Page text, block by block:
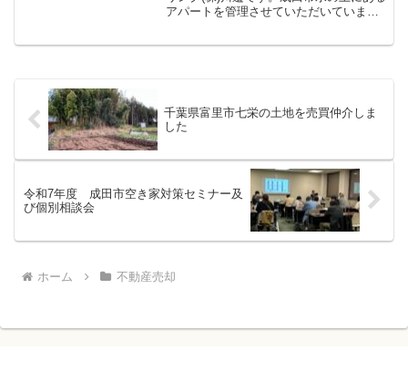
アパートを管理させていただいていまし
千葉県富里市七栄の土地を売買仲介しま
した
令和7年度 成田市空き家対策セミナー及
び個別相談会
ホーム 不動産売却